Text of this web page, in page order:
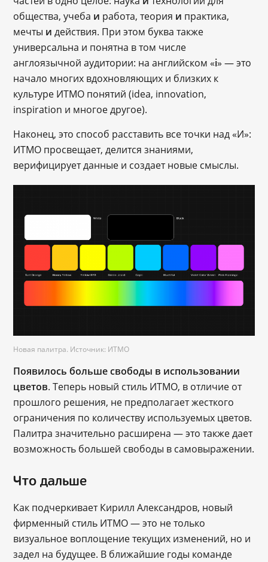
общества, учеба и работа, теория и практика,
мечты и действия. При этом буква также
универсальна и понятна в том числе
англоязычной аудитории: на английском «i» ― это
начало многих вдохновляющих и близких к
культуре ИТМО понятий (idea, innovation,
inspiration и многое другое).
Наконец, это способ расставить все точки над «И»:
ИТМО просвещает, делится знаниями,
верифицирует данные и создает новые смыслы.
Новая палитра. Источник: ИТМО
Появилось больше свободы в использовании
цветов. Теперь новый стиль ИТМО, в отличие от
прошлого решения, не предполагает жесткого
ограничения по количеству используемых цветов.
Палитра значительно расширена ― это также дает
возможность большей свободы в самовыражении.
Что дальше
Как подчеркивает Кирилл Александров, новый
фирменный стиль ИТМО ― это не только
визуальное воплощение текущих изменений, но и
задел на будущее. В ближайшие годы команде